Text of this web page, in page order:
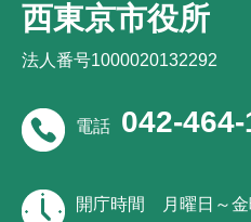
西東京市役所
法人番号1000020132292
電話 042-
開庁時間
月曜日～